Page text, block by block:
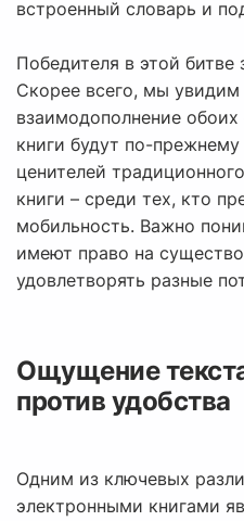
встроенный словарь и
Победителя в этой битве
Скорее всего, мы
взаимодополнение
книги будут по-
ценителей
книги – среди тех, кто
мобильность. Важно
имеют право на
удовлетворять разные
Ощущение
против удобства
Одним из ключевых
электронными книгами